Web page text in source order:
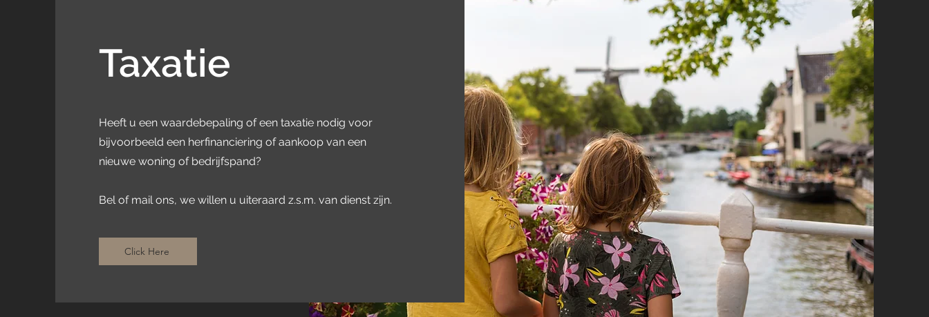
Taxatie
Heeft u een waardebepaling of een taxatie nodig voor
bijvoorbeeld een herfinanciering of aankoop van een
nieuwe woning of bedrijfspand?
Bel of mail ons, we willen u uiteraard z.s.m. van dienst zijn.
Click Here